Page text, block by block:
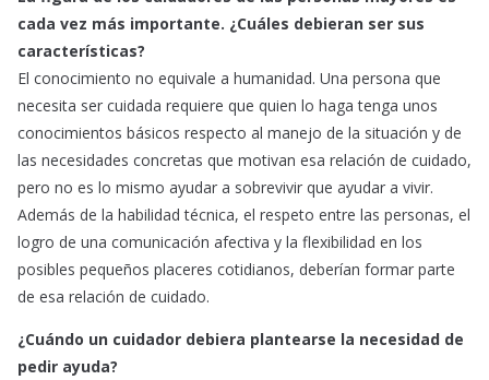
cada vez más importante. ¿Cuáles debieran ser sus
características?
El conocimiento no equivale a humanidad. Una persona que
necesita ser cuidada requiere que quien lo haga tenga unos
conocimientos básicos respecto al manejo de la situación y de
las necesidades concretas que motivan esa relación de cuidado,
pero no es lo mismo ayudar a sobrevivir que ayudar a vivir.
Además de la habilidad técnica, el respeto entre las personas, el
logro de una comunicación afectiva y la flexibilidad en los
posibles pequeños placeres cotidianos, deberían formar parte
de esa relación de cuidado.
¿Cuándo un cuidador debiera plantearse la necesidad de
pedir ayuda?